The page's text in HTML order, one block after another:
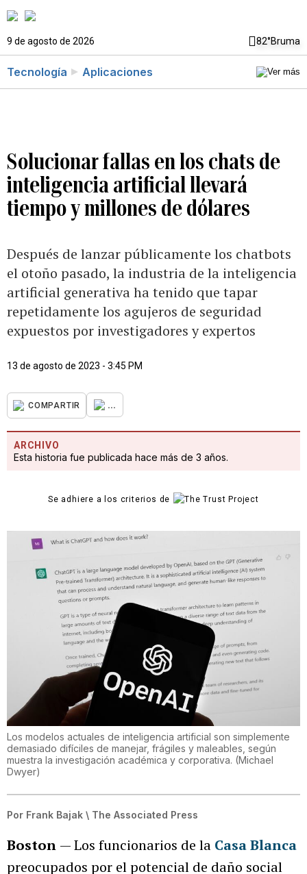
9 de agosto de 2026 82°Bruma
Tecnología Aplicaciones
Solucionar fallas en los chats de
inteligencia artificial llevará
tiempo y millones de dólares
Después de lanzar públicamente los chatbots
el otoño pasado, la industria de la inteligencia
artificial generativa ha tenido que tapar
repetidamente los agujeros de seguridad
expuestos por investigadores y expertos
13 de agosto de 2023 - 3:45 PM
COMPARTIR ...
ARCHIVO
Esta historia fue publicada hace más de 3 años.
Se adhiere a los criterios de
Los modelos actuales de inteligencia artificial son simplemente
demasiado difíciles de manejar, frágiles y maleables, según
muestra la investigación académica y corporativa. (Michael
Dwyer)
Por Frank Bajak \ The Associated Press
Boston — Los funcionarios de la Casa Blanca
preocupados por el potencial de daño social